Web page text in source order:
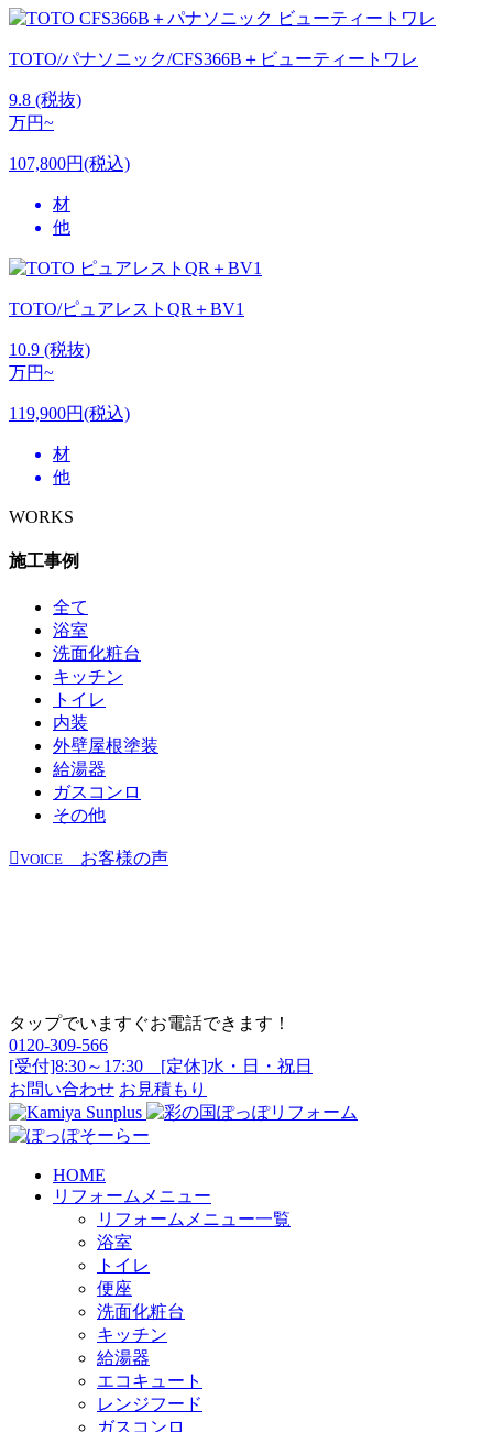
TOTO/パナソニック/CFS366B＋ビューティートワレ
9.8 (税抜)
万円~
107,800円(税込)
材
他
TOTO/ピュアレストQR＋BV1
10.9 (税抜)
万円~
119,900円(税込)
材
他
WORKS
施工事例
全て
浴室
洗面化粧台
キッチン
トイレ
内装
外壁屋根塗装
給湯器
ガスコンロ
その他
VOICE お客様の声
タップでいますぐお電話できます！
0120-309-566
[受付]8:30～17:30 [定休]水・日・祝日
お問い合わせ お見積もり
HOME
リフォームメニュー
リフォームメニュー一覧
浴室
トイレ
便座
洗面化粧台
キッチン
給湯器
エコキュート
レンジフード
ガスコンロ